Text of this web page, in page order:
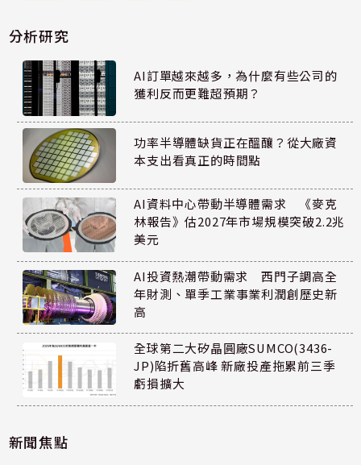
分析研究
AI訂單越來越多，為什麼有些公司的
獲利反而更難超預期？
功率半導體缺貨正在醞釀？從大廠資
本支出看真正的時間點
AI資料中心帶動半導體需求 《麥克
林報告》估2027年市場規模突破2.2兆
美元
AI投資熱潮帶動需求 西門子調高全
年財測、單季工業事業利潤創歷史新
高
全球第二大矽晶圓廠SUMCO(3436-
JP)陷折舊高峰 新廠投產拖累前三季
虧損擴大
新聞焦點